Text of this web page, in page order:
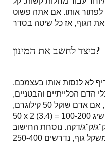
לפתור אותו. אם אתה פשוט
כיצד לחשב את המינון?
לא לנסות אותו בעצמכם.
הדם הכלייתיים והבטניים,
נדרשים 2-4 מק"ג/ק"ג/דקה. לכן, אם אדם שוקל 50 קילוגרם,
50 x 2 (3.4) = 100-200 מק"ג/דקה. אם המטרה היא להשיג
קרדיוטוני, נדרשים 5-8 מק"ג/ק"ג/דקה. נוסחת החישוב
זהה. עבור 50 קילוגרם משקל גוף, נדרשים 250-400